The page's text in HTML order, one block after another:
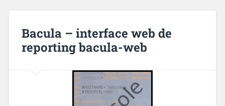
Bacula – interface web de
reporting bacula-web